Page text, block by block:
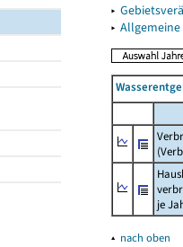
▸
▸
je
▴ nach oben